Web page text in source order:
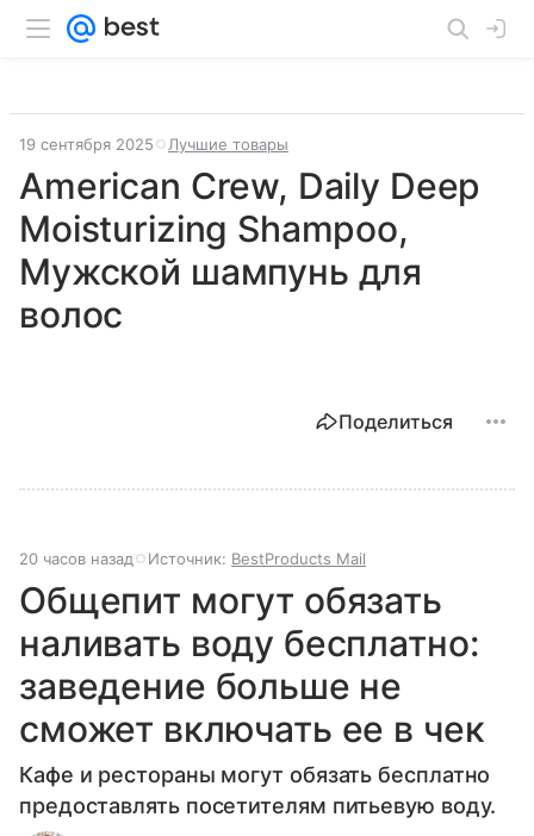
19 сентября 2025 Лучшие товары
American Crew, Daily Deep
Moisturizing Shampoo,
Мужской шампунь для
волос
Поделиться
20 часов назад Источник: BestProducts Mail
Общепит могут обязать
наливать воду бесплатно:
заведение больше не
сможет включать ее в чек
Кафе и рестораны могут обязать бесплатно
предоставлять посетителям питьевую воду.